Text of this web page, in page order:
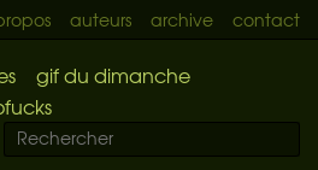
auteurs archive contact
gif du dimanche